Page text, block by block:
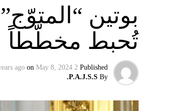
بوتين
تُحبط مخطّطاً
Published
2 years ago
on May 8, 2024
By
P.A.J.S.S.